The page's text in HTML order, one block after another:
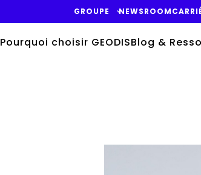
GROUPE NEWSROOM
Pourquoi choisir GEODISBlog &
Keepeek